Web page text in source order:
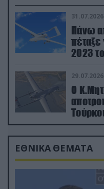
31.07.2026
Πάνω
2023
29.07.2026
Ο
drone
ΕΘΝΙΚΑ ΘΕΜΑΤΑ